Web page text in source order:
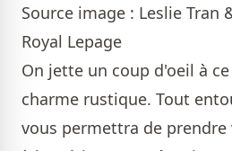
Source image : Leslie Tran
Royal Lepage
On jette un coup d'oeil à
charme rustique. Tout
vous permettra de prendre